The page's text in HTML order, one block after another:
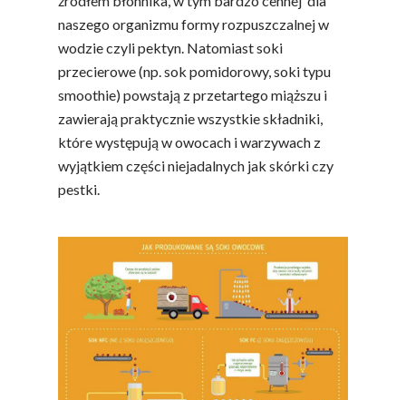
naszego organizmu formy rozpuszczalnej w
wodzie czyli pektyn. Natomiast soki
przecierowe (np. sok pomidorowy, soki typu
smoothie) powstają z przetartego miąższu i
zawierają praktycznie wszystkie składniki,
które występują w owocach i warzywach z
wyjątkiem części niejadalnych jak skórki czy
pestki.
Polskie
Warzywa I
Baza Warzyw I
Kalendarz Warzyw I
Owoców
Soki
Warzywne
Fakty O Sokach
Jakość Soków
Sok Jako Porcja
Poradnik
Zdrowia
Dietetyczne ABC
Przepisy